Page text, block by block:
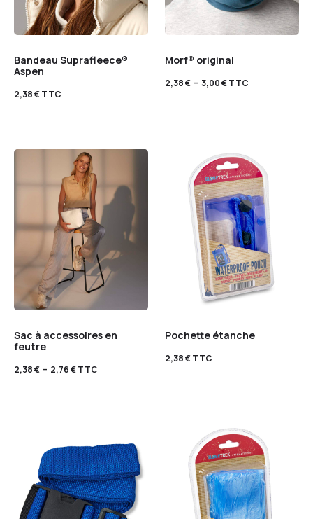
Bandeau Suprafleece®
Aspen
2,38€TTC
Morf® original
2,38€ – 3,00€TTC
Sac à accessoires en
feutre
2,38€ – 2,76€TTC
Pochette étanche
2,38€TTC